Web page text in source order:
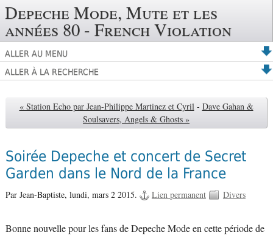
Depeche Mode, Mute et les
années 80 - French Violation
ALLER AU MENU
ALLER À LA RECHERCHE
« Station Echo par Jean-Philippe Martinez et Cyril - Dave Gahan &
Soulsavers, Angels & Ghosts »
Soirée Depeche et concert de Secret
Garden dans le Nord de la France
Par Jean-Baptiste, lundi, mars 2 2015. Lien permanent Divers
Bonne nouvelle pour les fans de Depeche Mode en cette période de